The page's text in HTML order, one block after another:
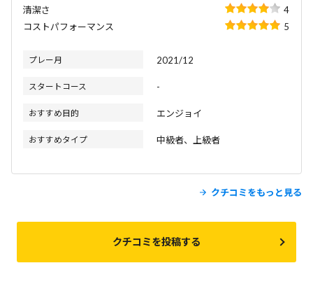
清潔さ
4
コストパフォーマンス
5
プレー月 2021/12
スタートコース -
おすすめ目的 エンジョイ
おすすめタイプ 中級者、上級者
クチコミをもっと見る
クチコミを投稿する